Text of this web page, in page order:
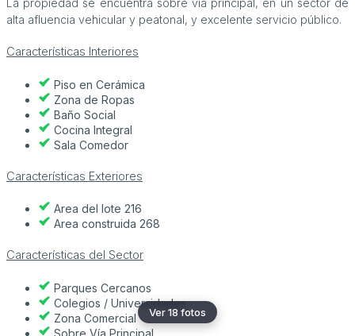
Ver 18 fotos
alta afluencia vehicular y peatonal, y excelente servicio público.
Características Interiores
Piso en Cerámica
Zona de Ropas
Baño Social
Cocina Integral
Sala Comedor
Características Exteriores
Area del lote 216
Area construida 268
Características del Sector
Parques Cercanos
Colegios / Universidades
Zona Comercial
Sobre Vía Principal